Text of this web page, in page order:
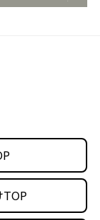
TOP